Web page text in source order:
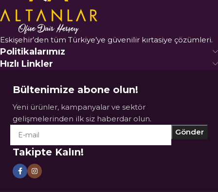
Eskişehir’den tüm Türkiye’ye güvenilir kırtasiye çözümleri.
Politikalarımız
Hızlı Linkler
Bültenimize abone olun!
Yeni ürünler, kampanyalar ve sektör
gelişmelerinden ilk siz haberdar olun.
Takipte Kalın!